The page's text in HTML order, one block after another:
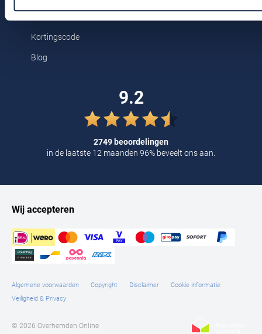
William Lockie
Alle Merken
Voor jou
Kortingscode
Blog
9.2
2749 beoordelingen
in de laatste 12 maanden 96% beveelt ons aan.
Wij accepteren
Algemene voorwaarden Copyright Disclaimer
Cookie informatie
Veiligheid & Privacy
© 2026 Overhemden Online